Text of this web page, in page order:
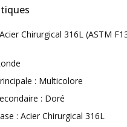
Chirurgical 316L (ASTM
: Multicolore
: Doré
: Acier Chirurgical 316L